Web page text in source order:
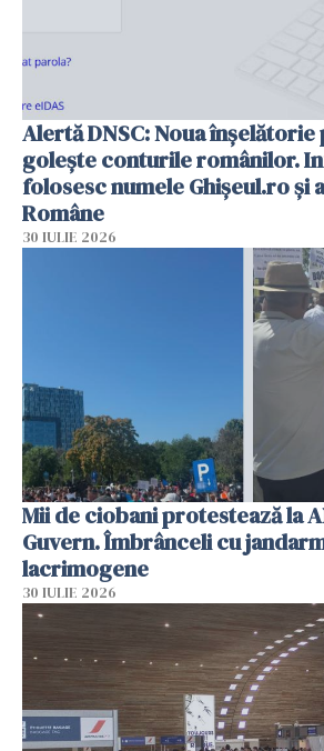
Alertă DNSC: Noua înșelătorie
golește conturile românilor.
folosesc numele Ghișeul.ro și
Române
30 IULIE 2026
Mii de ciobani protestează la
Guvern. Îmbrânceli cu
lacrimogene
30 IULIE 2026